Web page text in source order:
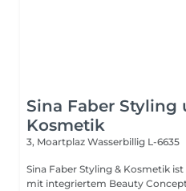
Sina Faber Styling
Kosmetik
3, Moartplaz Wasserbillig L-6635
Sina Faber Styling & Kosmetik
mit integriertem Beauty